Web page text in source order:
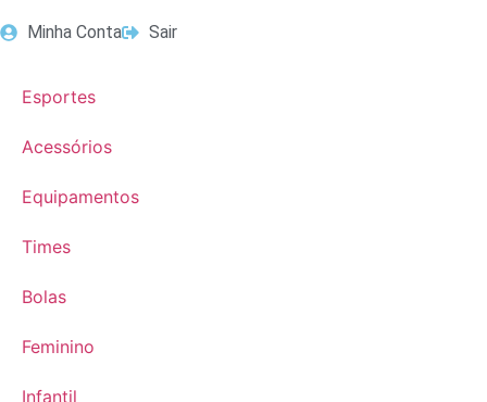
Minha Conta Sair
Esportes
Acessórios
Equipamentos
Times
Bolas
Feminino
Infantil